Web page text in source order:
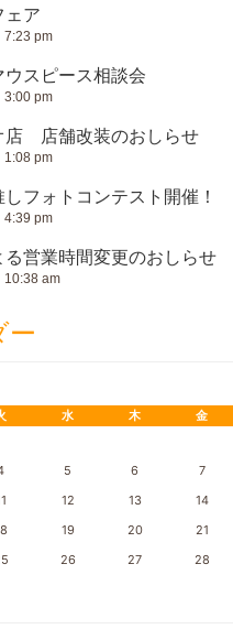
ェア
7:23 pm
ウスピース相談会
3:00 pm
店 店舗改装のおしらせ
1:08 pm
フォトコンテスト開催！
4:39 pm
る営業時間変更のおしらせ
10:38 am
ー
水 木 金
5 6 7
12 13 14
19 20 21
26 27 28